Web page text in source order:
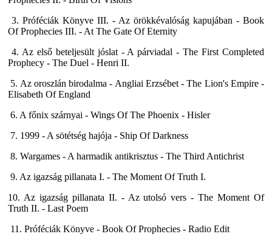
3. Próféciák Könyve III. - Az örökkévalóság kapujában - Book
Of Prophecies III. - At The Gate Of Eternity
4. Az első beteljesült jóslat - A párviadal - The First Completed
Prophecy - The Duel - Henri II.
5. Az oroszlán birodalma - Angliai Erzsébet - The Lion's Empire -
Elisabeth Of England
6. A főnix szárnyai - Wings Of The Phoenix - Hisler
7. 1999 - A sötétség hajója - Ship Of Darkness
8. Wargames - A harmadik antikrisztus - The Third Antichrist
9. Az igazság pillanata I. - The Moment Of Truth I.
10. Az igazság pillanata II. - Az utolsó vers - The Moment Of
Truth II. - Last Poem
11. Próféciák Könyve - Book Of Prophecies - Radio Edit